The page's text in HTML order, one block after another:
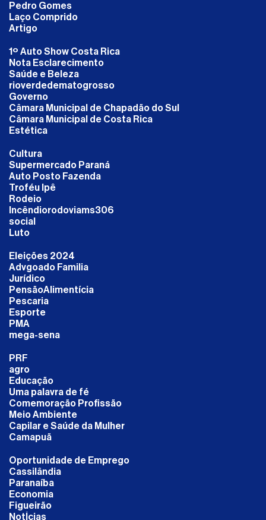
Pedro Gomes
Laço Comprido
Artigo
1º Auto Show Costa Rica
Nota Esclarecimento
Saúde e Beleza
rioverdedematogrosso
Governo
Câmara Municipal de Chapadão do Sul
Câmara Municipal de Costa Rica
Estética
Cultura
Supermercado Paraná
Auto Posto Fazenda
Troféu Ipê
Rodeio
Incêndiorodoviams306
social
Luto
Eleições 2024
Advgoado Familia
Jurídico
PensãoAlimentícia
Pescaria
Esporte
PMA
mega-sena
PRF
agro
Educação
Uma palavra de fé
Comemoração Profissão
Meio Ambiente
Capilar e Saúde da Mulher
Camapuã
Oportunidade de Emprego
Cassilândia
Paranaíba
Economia
Figueirão
NotÍcias